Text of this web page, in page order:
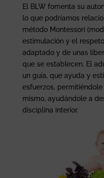
El BLW fomenta su
lo que podríamos
método Montessori
estimulación y el
adaptado y de unas
que se establecen. El
un guía, que ayuda y
esfuerzos,
mismo, ayudándole a
disciplina interior.